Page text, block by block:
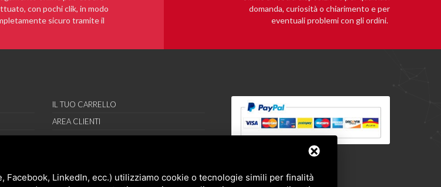
con pochi clik, in modo
sicuro tramite il
domanda, curiosità o chiarimento e per
eventuali problemi con gli ordini.
IL TUO CARRELLO
AREA CLIENTI
REGISTRAMI
Facebook, LinkedIn, ecc.) utilizziamo cookie o tecnologie simili per finalità